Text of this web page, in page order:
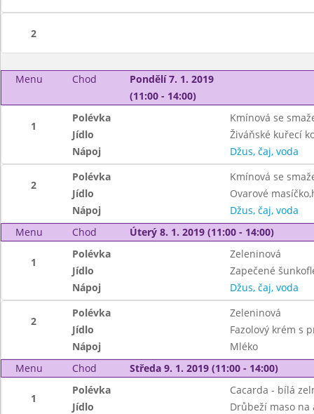
2
Menu Chod
Pondělí 7. 1. 2019
(11:00 - 14:00)
1
Polévka
Kmínová se
Jídlo
Živáňské kuřecí
Nápoj
Džus, čaj, voda
2
Polévka
Kmínová se
Jídlo
Ovarové
Nápoj
Džus, čaj, voda
Menu
Chod Úterý 8. 1. 2019 (11:00 - 14:00)
1
Polévka
Zeleninová
Jídlo
Zapečené
Nápoj
Džus, čaj, voda
2
Polévka
Zeleninová
Jídlo
Fazolový krém s
Nápoj
Mléko
Menu
Chod Středa 9. 1. 2019 (11:00 - 14:00)
1
Polévka
Cacarda - bílá
Jídlo
Drůbeží maso na